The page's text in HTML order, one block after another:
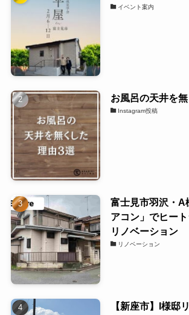
イベント案内
お風呂の天井を
Instagram投稿
富士見市羽沢・A
アコン」でヒー
リノベーション
リノベーション
【新座市】I様邸